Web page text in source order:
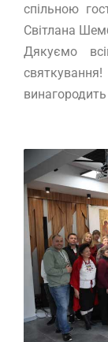
спільною
Світлана
Дякуємо